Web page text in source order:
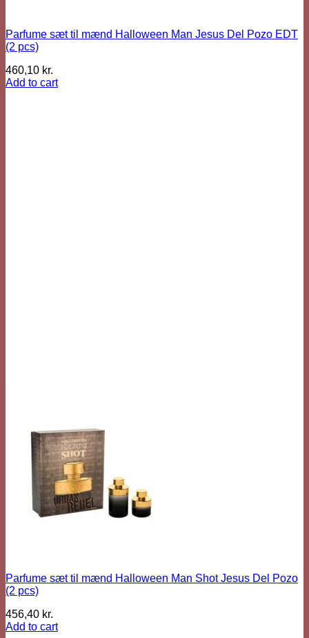
Parfume sæt til mænd Halloween Man Jesus Del Pozo EDT
(2 pcs)
460,10 kr.
Add to cart
Parfume sæt til mænd Halloween Man Shot Jesus Del Pozo
(2 pcs)
456,40 kr.
Add to cart